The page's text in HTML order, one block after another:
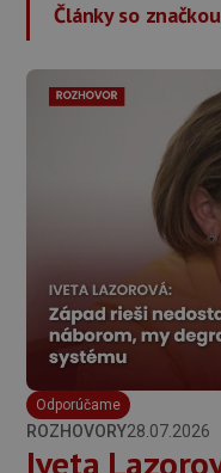
Články so
Odporúčame
ROZHOVORY28.07.2026
Iveta